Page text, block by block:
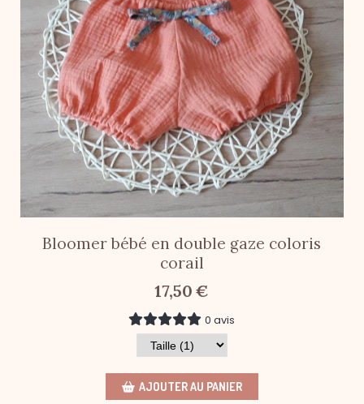
Bloomer bébé en double gaze coloris
corail
17,50 €
0 avis
AJOUTER AU PANIER